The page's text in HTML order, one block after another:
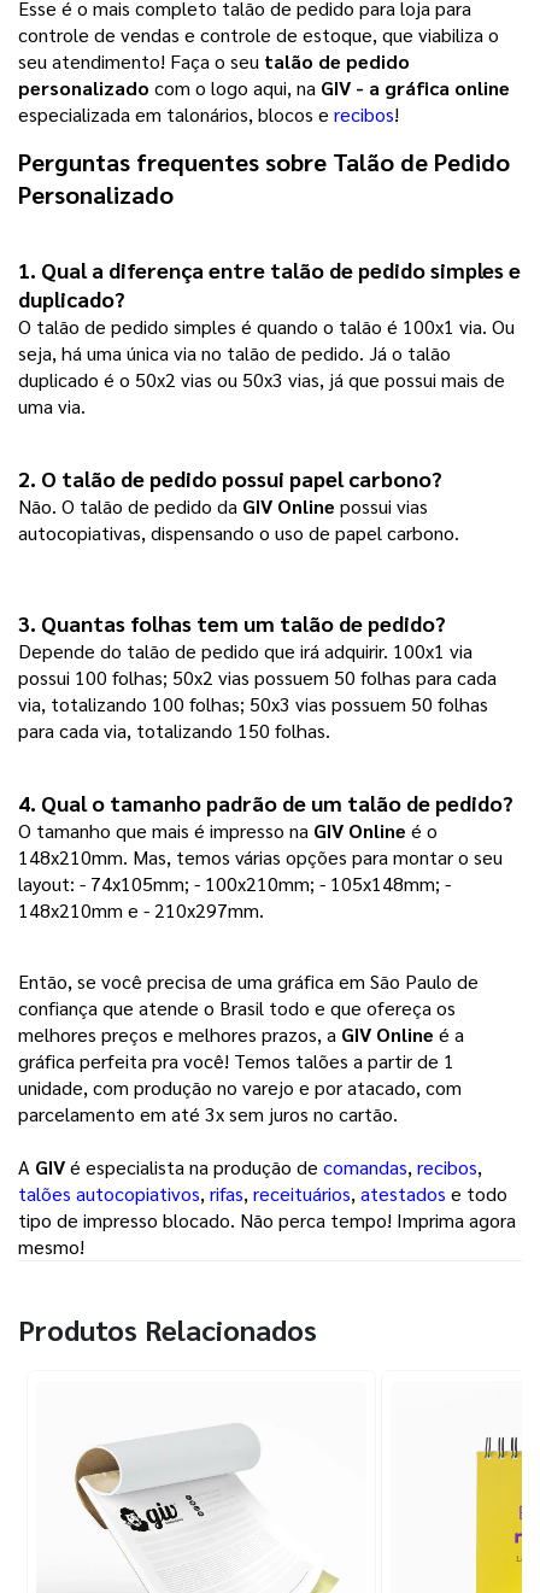
Esse é o mais completo talão de pedido para loja para
controle de vendas e controle de estoque, que viabiliza o
seu atendimento! Faça o seu talão de pedido
personalizado com o logo aqui, na GIV - a gráfica online
especializada em talonários, blocos e recibos!
Perguntas frequentes sobre Talão de Pedido
Personalizado
1. Qual a diferença entre talão de pedido simples e
duplicado?
O talão de pedido simples é quando o talão é 100x1 via. Ou
seja, há uma única via no talão de pedido. Já o talão
duplicado é o 50x2 vias ou 50x3 vias, já que possui mais de
uma via.
2. O talão de pedido possui papel carbono?
Não. O talão de pedido da GIV Online possui vias
autocopiativas, dispensando o uso de papel carbono.
3. Quantas folhas tem um talão de pedido?
Depende do talão de pedido que irá adquirir. 100x1 via
possui 100 folhas; 50x2 vias possuem 50 folhas para cada
via, totalizando 100 folhas; 50x3 vias possuem 50 folhas
para cada via, totalizando 150 folhas.
4. Qual o tamanho padrão de um talão de pedido?
O tamanho que mais é impresso na GIV Online é o
148x210mm. Mas, temos várias opções para montar o seu
layout: - 74x105mm; - 100x210mm; - 105x148mm; -
148x210mm e - 210x297mm.
Então, se você precisa de uma gráfica em São Paulo de
confiança que atende o Brasil todo e que ofereça os
melhores preços e melhores prazos, a GIV Online é a
gráfica perfeita pra você! Temos talões a partir de 1
unidade, com produção no varejo e por atacado, com
parcelamento em até 3x sem juros no cartão.
A GIVé especialista na produção de comandas, recibos,
talões autocopiativos, rifas, receituários, atestados e todo
tipo de impresso blocado. Não perca tempo! Imprima agora
mesmo!
Produtos Relacionados